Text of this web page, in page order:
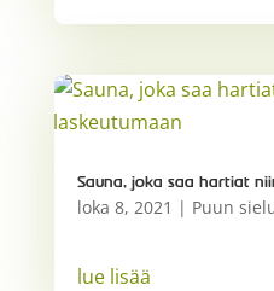
Sauna, joka saa hartiat
loka 8, 2021 | Puun
lue lisää